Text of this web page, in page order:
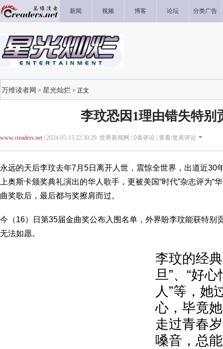
新闻 视频 博客 论坛 分类广告
万维读者网 > 星光灿烂 > 正文
李玟恐因1理由错失特别
www.creaders.net| 2024-05-15 22:30:29 世界新闻网 | 0条评论 | 查看/发表评论
永远的天后李玟去年7月5日离开人世，震惊全世界，出道近30
上奥斯卡颁奖典礼演出的华人歌手，更被美国“时代”杂志评为“
曲奖歌后，最后都与奖擦肩而过。
今（16）日第35届金曲奖公布入围名单，外界盼李玟能获特别
无法如愿。
李玟的经
旦”、“好心
人”等，她
心，毕竟
走过青春
嗓音，总